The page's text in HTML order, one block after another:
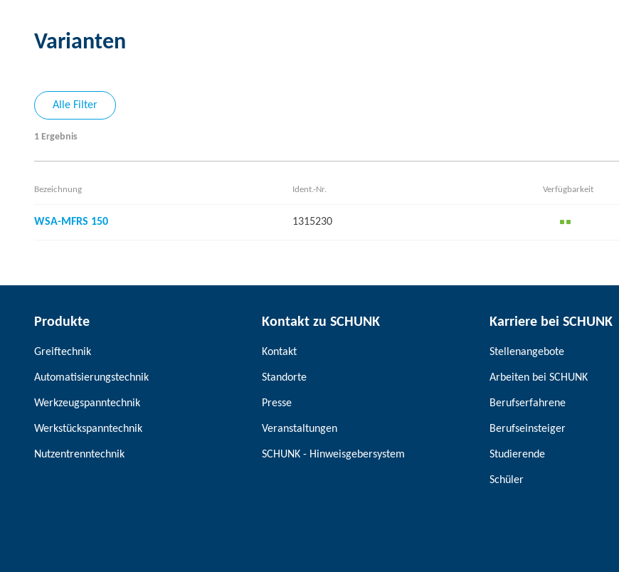
Varianten
Alle Filter
1 Ergebnis
Bezeichnung Ident.-Nr. Verfügbarkeit
WSA-MFRS 150 1315230
Produkte
Greiftechnik
Automatisierungstechnik
Werkzeugspanntechnik
Werkstückspanntechnik
Nutzentrenntechnik
Kontakt zu SCHUNK
Kontakt
Standorte
Presse
Veranstaltungen
SCHUNK - Hinweisgebersystem
Karriere bei SCHUNK
Stellenangebote
Arbeiten bei SCHUNK
Berufserfahrene
Berufseinsteiger
Studierende
Schüler